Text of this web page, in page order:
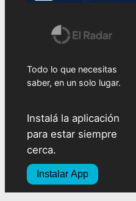
Todo lo que necesitas
saber, en un solo lugar.
Instalá la aplicación
para estar siempre
cerca.
Instalar App